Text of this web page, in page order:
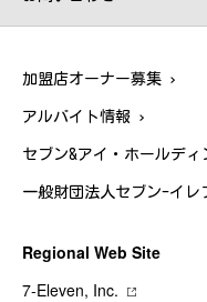
加盟店オーナー募集
アルバイト情報
セブン&アイ・ホールディ
一般財団法人セブン-イレ
Regional Web Site
7‐Eleven, Inc.